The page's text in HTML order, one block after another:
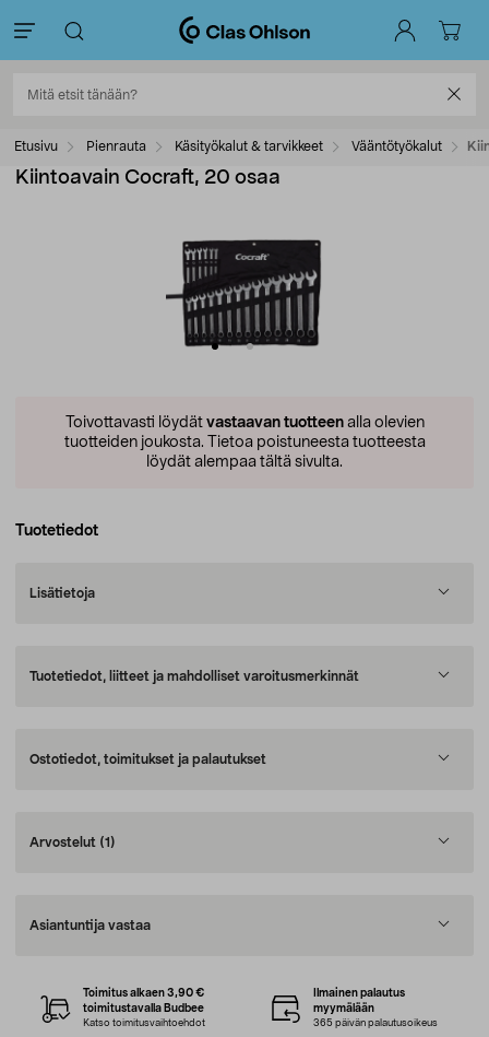
Etusivu Pienrauta Käsityökalut & tarvikkeet Vääntötyökalut
Kiintoavain Cocraft, 20 osaa
Toivottavasti löydät vastaavan tuotteenalla olevien
tuotteiden joukosta. Tietoa poistuneesta tuotteesta
löydät alempaa tältä sivulta.
Tuotetiedot
Lisätietoja
Tuotetiedot, liitteet ja mahdolliset varoitusmerkinnät
Ostotiedot, toimitukset ja palautukset
Arvostelut (1)
Asiantuntija vastaa
Toimitus alkaen 3,90 €
toimitustavalla Budbee
Katso toimitusvaihtoehdot
Ilmainen palautus
myymälään
365 päivän palautusoikeus